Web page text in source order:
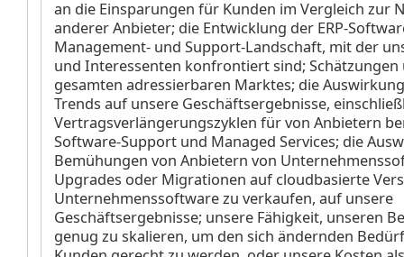
an die Einsparungen für Kunden im Vergleich zur
anderer Anbieter; die Entwicklung der ERP-
Management- und Support-Landschaft, mit der
und Interessenten konfrontiert sind; Schätzungen
gesamten adressierbaren Marktes; die
Trends auf unsere Geschäftsergebnisse,
Vertragsverlängerungszyklen für von Anbietern
Software-Support und Managed Services; die
Bemühungen von Anbietern von
Upgrades oder Migrationen auf cloudbasierte
Unternehmenssoftware zu verkaufen, auf unsere
Geschäftsergebnisse; unsere Fähigkeit, unseren
genug zu skalieren, um den sich ändernden